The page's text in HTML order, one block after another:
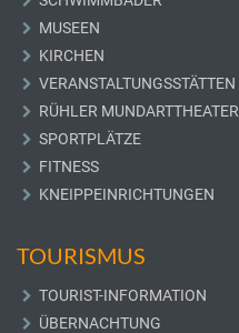
MUSEEN
KIRCHEN
VERANSTALTUNGSSTÄTTEN
RÜHLER MUNDARTTHEATER
SPORTPLÄTZE
FITNESS
KNEIPPEINRICHTUNGEN
TOURISMUS
TOURIST-INFORMATION
ÜBERNACHTUNG